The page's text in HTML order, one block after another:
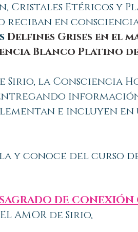
Cristales Etéricos y
reciban en
Delfines Grises en el
Blanco Platino
Sirio, la
e incluyen
y conoce del curso
DE
AMOR de Sirio,